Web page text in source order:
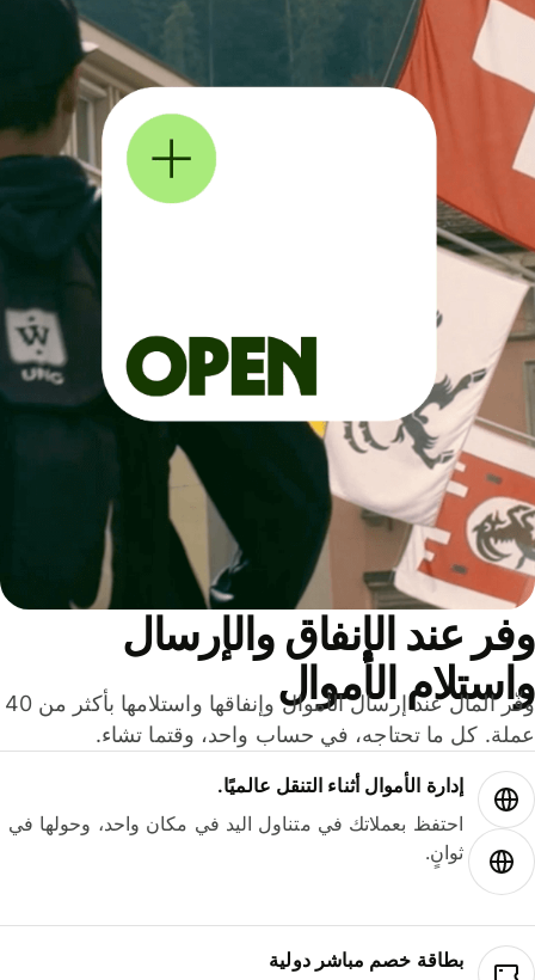
عند الإنفاق والإرسال
الأموال
وفّر المال عند إرسال الأموال وإنفاقها واستلامها بأكثر من 40
كل ما تحتاجه، في حساب واحد، وقتما تشاء.
إدارة الأموال أثناء التنقل عالميًا.
احتفظ بعملاتك في متناول اليد في مكان واحد، وحولها في
ثوانٍ.
بطاقة خصم مباشر دولية